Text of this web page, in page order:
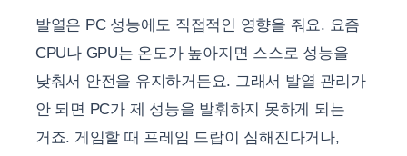
발열은 PC 성능에도 직접적인 영향을 줘요. 요즘
CPU나 GPU는 온도가 높아지면 스스로 성능을
낮춰서 안전을 유지하거든요. 그래서 발열 관리가
안 되면 PC가 제 성능을 발휘하지 못하게 되는
거죠. 게임할 때 프레임 드랍이 심해진다거나,